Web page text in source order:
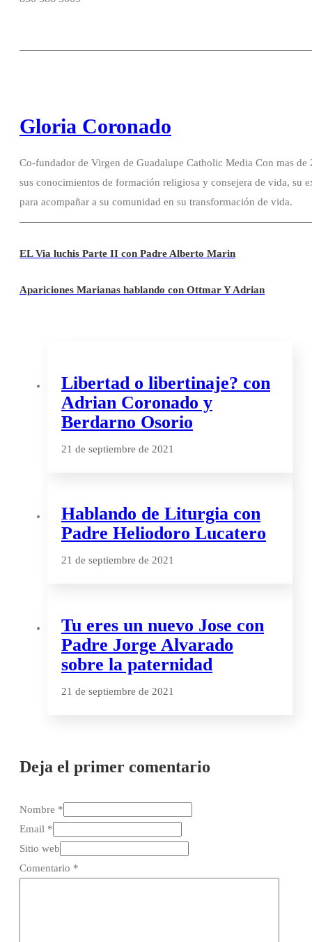
Gloria Coronado
Co-fundador de Virgen de Guadalupe Catholic Media Con mas
sus conocimientos de formación religiosa y consejera de vida, su
para acompañar a su comunidad en su transformación de vida.
EL Via luchis Parte II con Padre Alberto Marin
Apariciones Marianas hablando con Ottmar Y Adrian
Libertad o libertinaje? con
Adrian Coronado y
Berdarno Osorio
21 de septiembre de 2021
Hablando de Liturgia con
Padre Heliodoro Lucatero
21 de septiembre de 2021
Tu eres un nuevo Jose con
Padre Jorge Alvarado
sobre la paternidad
21 de septiembre de 2021
Deja el primer comentario
Nombre *
Email *
Sitio web
Comentario *